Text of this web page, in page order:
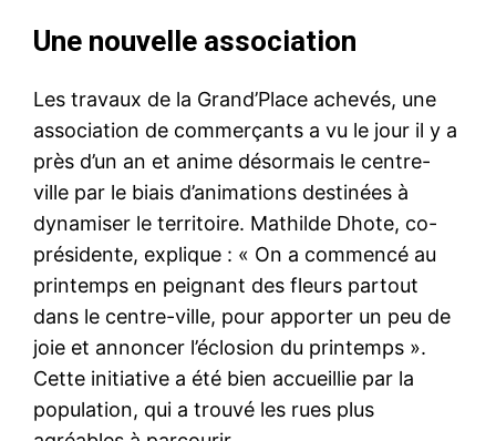
Une nouvelle association
Les travaux de la Grand’Place achevés, une
association de commerçants a vu le jour il y a
près d’un an et anime désormais le centre-
ville par le biais d’animations destinées à
dynamiser le territoire. Mathilde Dhote, co-
présidente, explique : « On a commencé au
printemps en peignant des fleurs partout
dans le centre-ville, pour apporter un peu de
joie et annoncer l’éclosion du printemps ».
Cette initiative a été bien accueillie par la
population, qui a trouvé les rues plus